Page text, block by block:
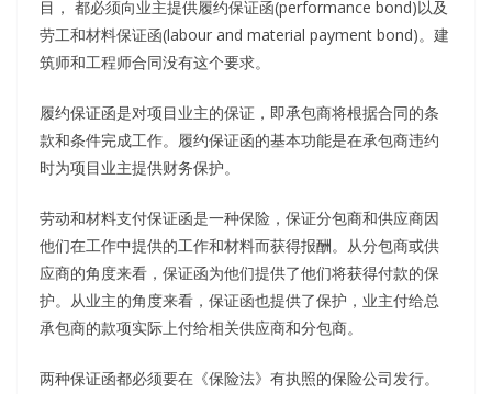
目， 都必须向业主提供履约保证函(performance bond)以及
劳工和材料保证函(labour and material payment bond)。建
筑师和工程师合同没有这个要求。
履约保证函是对项目业主的保证，即承包商将根据合同的条
款和条件完成工作。履约保证函的基本功能是在承包商违约
时为项目业主提供财务保护。
劳动和材料支付保证函是一种保险，保证分包商和供应商因
他们在工作中提供的工作和材料而获得报酬。从分包商或供
应商的角度来看，保证函为他们提供了他们将获得付款的保
护。从业主的角度来看，保证函也提供了保护，业主付给总
承包商的款项实际上付给相关供应商和分包商。
两种保证函都必须要在《保险法》有执照的保险公司发行。